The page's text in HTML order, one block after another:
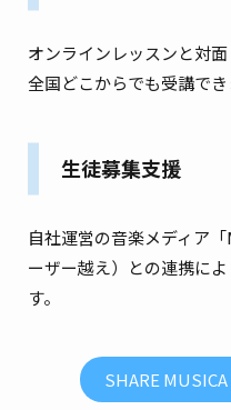
オンラインレッスンと対面
全国どこからでも受講でき
生徒募集支援
自社運営の音楽メディア
ーザー越え）との連携に
す。
SHARE